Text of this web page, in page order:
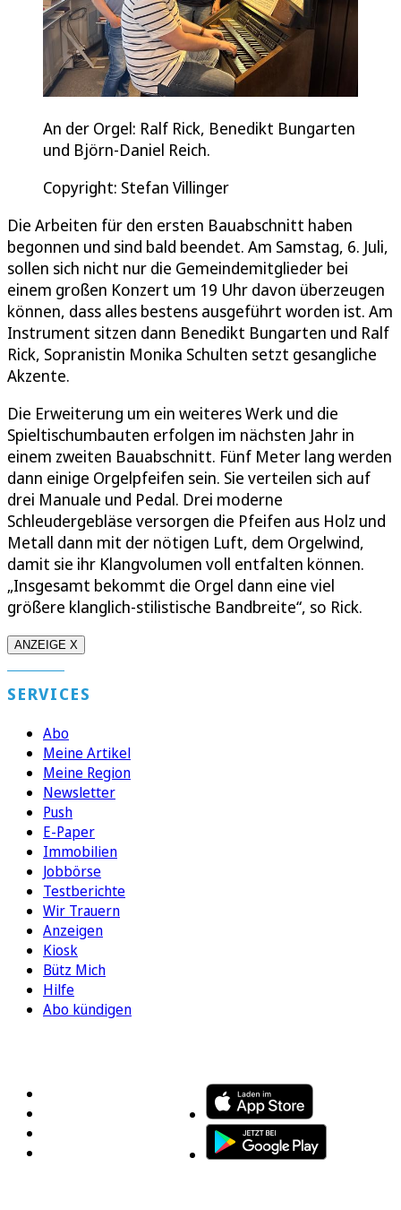
An der Orgel: Ralf Rick, Benedikt Bungarten
und Björn-Daniel Reich.
Copyright: Stefan Villinger
Die Arbeiten für den ersten Bauabschnitt haben
begonnen und sind bald beendet. Am Samstag, 6. Juli,
sollen sich nicht nur die Gemeindemitglieder bei
einem großen Konzert um 19 Uhr davon überzeugen
können, dass alles bestens ausgeführt worden ist. Am
Instrument sitzen dann Benedikt Bungarten und Ralf
Rick, Sopranistin Monika Schulten setzt gesangliche
Akzente.
Die Erweiterung um ein weiteres Werk und die
Spieltischumbauten erfolgen im nächsten Jahr in
einem zweiten Bauabschnitt. Fünf Meter lang werden
dann einige Orgelpfeifen sein. Sie verteilen sich auf
drei Manuale und Pedal. Drei moderne
Schleudergebläse versorgen die Pfeifen aus Holz und
Metall dann mit der nötigen Luft, dem Orgelwind,
damit sie ihr Klangvolumen voll entfalten können.
„Insgesamt bekommt die Orgel dann eine viel
größere klanglich-stilistische Bandbreite“, so Rick.
ANZEIGE X
SERVICES
Abo
Meine Artikel
Meine Region
Newsletter
Push
E-Paper
Immobilien
Jobbörse
Testberichte
Wir Trauern
Anzeigen
Kiosk
Bütz Mich
Hilfe
Abo kündigen